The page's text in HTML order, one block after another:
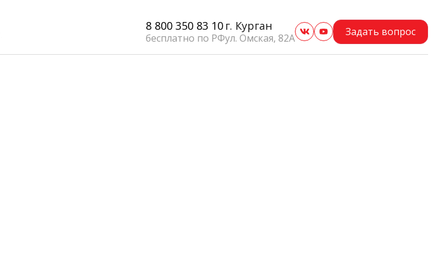
8 800 350 83 10
бесплатно по РФ
г. Курган
ул. Омская, 82А
Задать вопрос